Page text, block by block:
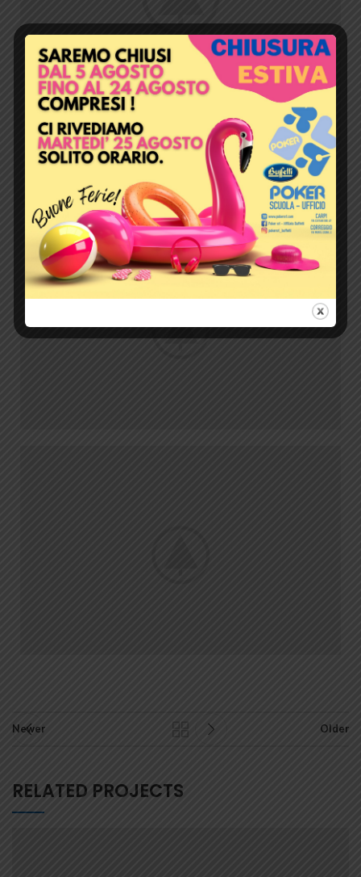
Newer Older
RELATED PROJECTS